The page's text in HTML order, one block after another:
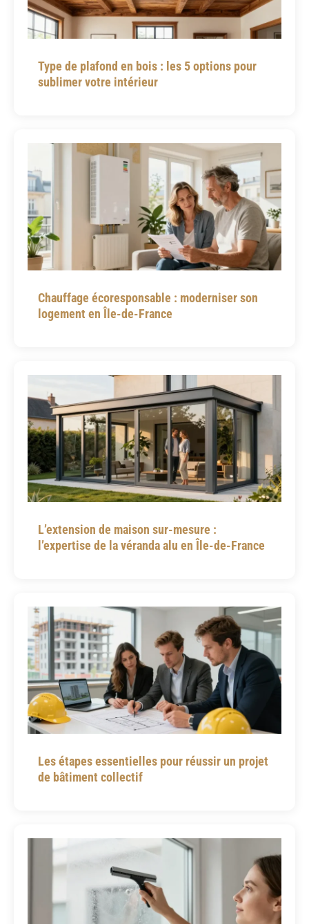
Type de plafond en bois : les 5 options pour
sublimer votre intérieur
Chauffage écoresponsable : moderniser son
logement en Île-de-France
L’extension de maison sur-mesure :
l’expertise de la véranda alu en Île-de-France
Les étapes essentielles pour réussir un projet
de bâtiment collectif